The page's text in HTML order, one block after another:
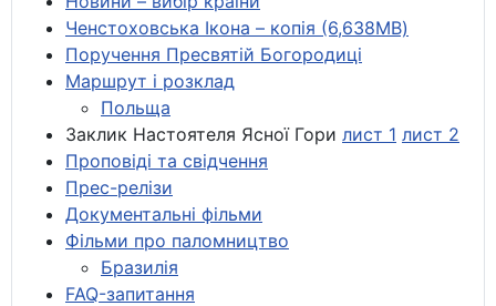
Ченстоховська Ікона – копія (6,638MB)
Поручення Пресвятій Богородиці
Маршрут і розклад
Польща
Заклик Настоятеля Ясної Гори лист 1 лист 2
Проповіді та свідчення
Прес-релізи
Документальні фільми
Фільми про паломництво
Бразилія
FAQ-запитання